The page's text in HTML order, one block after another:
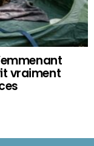
vraiment